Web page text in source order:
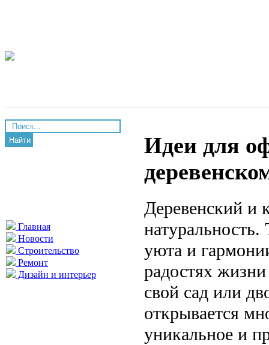
Найти
Главная
Новости
Строительство
Ремонт
Дизайн и интерьер
Идеи для
Деревенский и
натуральность.
уюта и
радостях
свой сад или
открывается
уникальное и